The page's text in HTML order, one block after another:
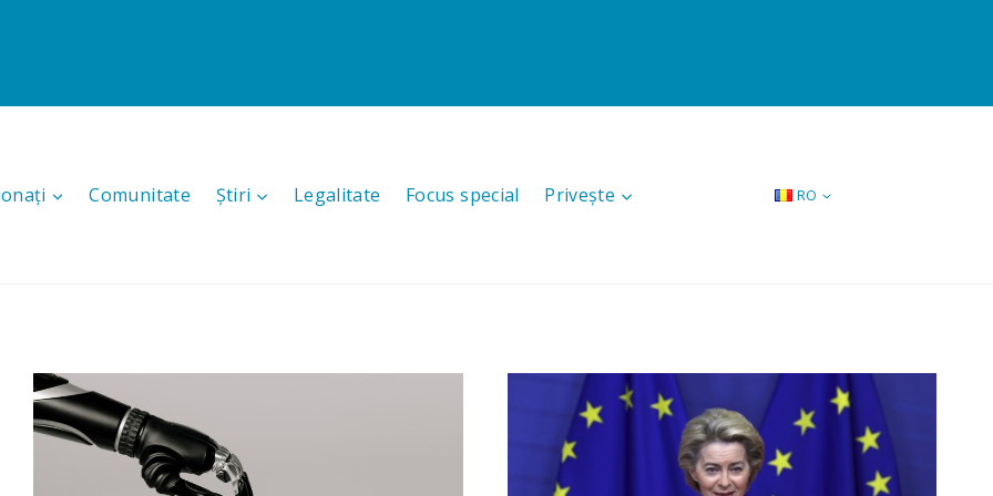
Comunitate Știri Legalitate Focus special Privește RO